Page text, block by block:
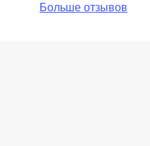
Больше отзывов